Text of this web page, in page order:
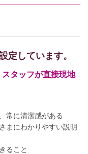
定しています。
タッフが直接現地
常に清潔感がある
まにわかりやすい説明
ること